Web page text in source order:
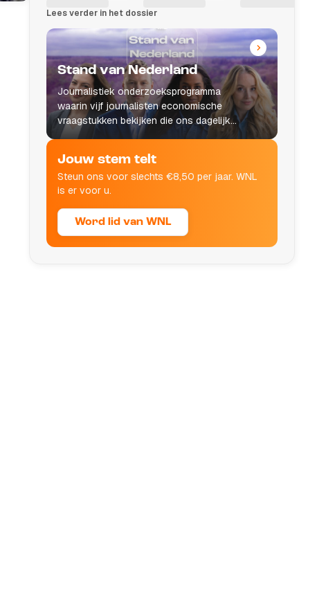
Lees verder in het dossier
Stand van Nederland
Journalistiek onderzoeksprogramma
waarin vijf journalisten economische
vraagstukken bekijken die ons dagelijks
leven raken.
Jouw stem telt
Steun ons voor slechts €8,50 per jaar. WNL
is er voor u.
Word lid van WNL